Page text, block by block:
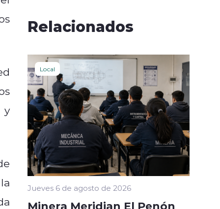
y
Relacionados
Local
Jueves 6 de agosto de 2026
Minera Meridian El Penón